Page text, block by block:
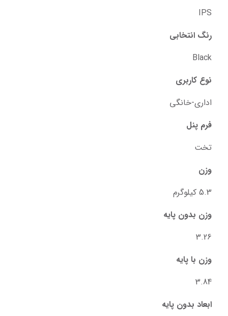
IPS
رنگ انتخابی
Black
نوع کاربری
اداری-خانگی
فرم پنل
تخت
وزن
5.3 کیلوگرم
وزن بدون پایه
3.26
وزن با پایه
3.84
ابعاد بدون پایه